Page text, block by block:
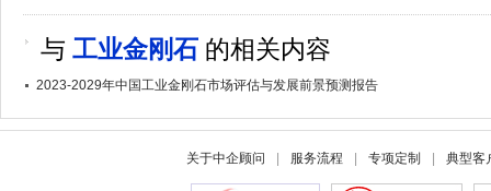
与 工业金刚石 的相关内容
2023-2029年中国工业金刚石市场评估与发展前景预测报告
关于中企顾问 服务流程 专项定制 典型客